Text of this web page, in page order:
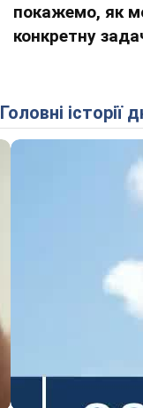
покажемо, як
конкретну
Головні історії